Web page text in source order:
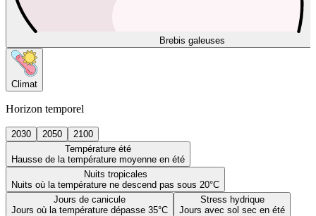
Brebis galeuses
Climat
Horizon temporel
2030 2050
2100
Température été
Hausse de la température moyenne en été
Nuits tropicales
Nuits où la température ne descend pas sous 20°C
Jours de canicule
Jours où la température dépasse 35°C
Stress hydrique
Jours avec sol sec en été